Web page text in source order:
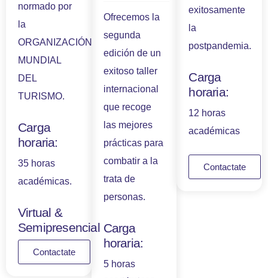
normado por
la
ORGANIZACIÓN
MUNDIAL
DEL
TURISMO.
Carga
horaria:
35 horas
académicas.
Virtual &
Semipresencial
Contactate
Ofrecemos la
segunda
edición de un
exitoso taller
internacional
que recoge
las mejores
prácticas para
combatir a la
trata de
personas.
Carga
horaria:
5 horas
exitosamente
la
postpandemia.
Carga
horaria:
12 horas
académicas
Contactate